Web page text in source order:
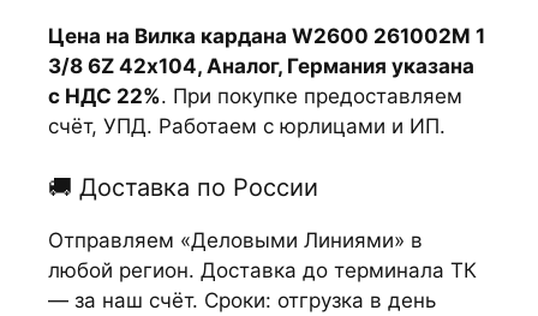
Цена на Вилка кардана W2600 261002М 1
3/8 6Z 42х104, Аналог, Германия указана
с НДС 22%. При покупке предоставляем
счёт, УПД. Работаем с юрлицами и ИП.
🚚 Доставка по России
Отправляем «Деловыми Линиями» в
любой регион. Доставка до терминала ТК
— за наш счёт. Сроки: отгрузка в день